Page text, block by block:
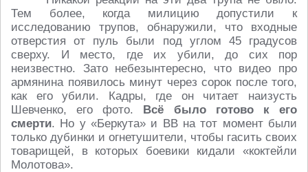
Тем более, когда милицию допустили к
исследованию трупов, обнаружили, что входные
отверстия от пуль были под углом 45 градусов
сверху. И место, где их убили, до сих пор
неизвестно. Зато небезынтересно, что видео про
армянина появилось минут через сорок после того,
как его убили. Кадры, где он читает наизусть
Шевченко, его фото. Всё было готово к его
смерти. Но у «Беркута» и ВВ на тот момент были
только дубинки и огнетушители, чтобы гасить своих
товарищей, в которых боевики кидали «коктейли
Молотова».